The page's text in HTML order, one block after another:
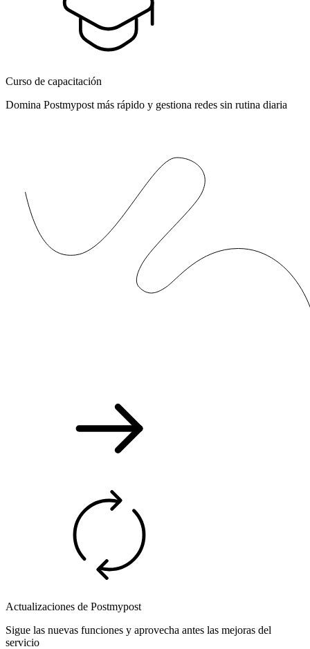
Curso de capacitación
Domina Postmypost más rápido y gestiona redes sin rutina diaria
Actualizaciones de Postmypost
Sigue las nuevas funciones y aprovecha antes las mejoras del
servicio